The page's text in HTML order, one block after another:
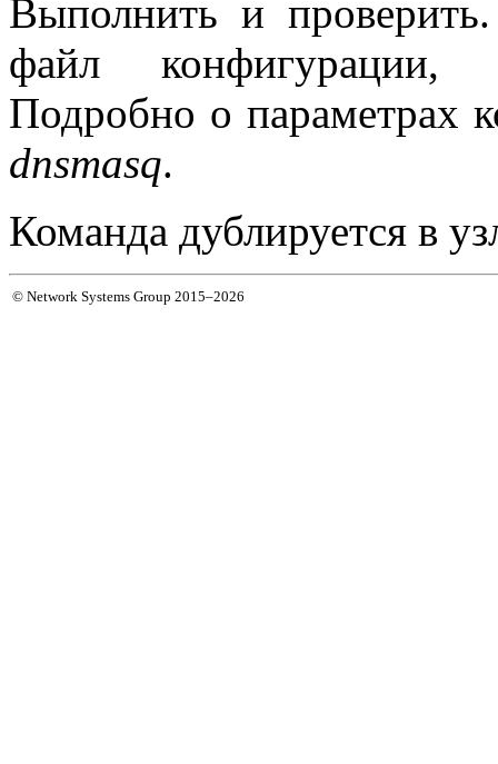
Выполнить и
файл конфигурации,
Подробно о параметрах
dnsmasq.
Команда дублируется в
© Network Systems Group 2015–2026